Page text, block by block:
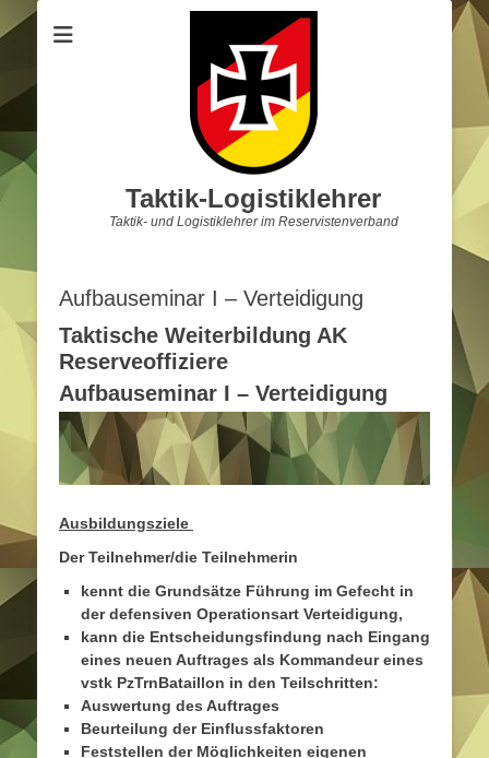
Taktik-Logistiklehrer
Taktik- und Logistiklehrer im Reservistenverband
Aufbauseminar I – Verteidigung
Taktische Weiterbildung AK
Reserveoffiziere
Aufbauseminar I – Verteidigung
Ausbildungsziele
Der Teilnehmer/die Teilnehmerin
kennt die Grundsätze Führung im Gefecht in
der defensiven Operationsart Verteidigung,
kann die Entscheidungsfindung nach Eingang
eines neuen Auftrages als Kommandeur eines
vstk PzTrnBataillon in den Teilschritten:
Auswertung des Auftrages
Beurteilung der Einflussfaktoren
Feststellen der Möglichkeiten eigenen